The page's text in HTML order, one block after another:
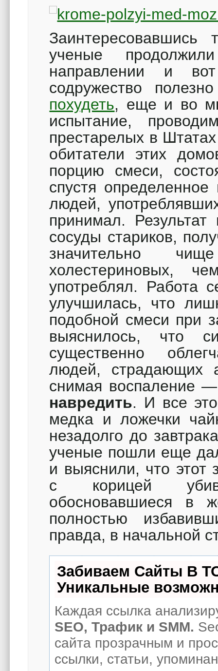
ученые
направлении и
содружество
похудеть, еще и во
испытание,
престарелых в
обитатели этих
порцию смеси,
спустя
людей,
принимал.
сосуды стариков,
значительно
холестериновых,
употреблял. Работа
улучшилась, что
подобной смеси при
выяснилось, что
существенно
людей, страдающих
снимая воспаление
навредить. И все
медка и ложечки
незадолго до
ученые пошли еще
и выяснили, что этот
с корицей
обосновавшиеся в
полностью
правда, в начальной
Забиваем Сайты В
Уникальные
Каждая ссылка
SEO, Трафик и SMM.
сайта прозрачным и
ссылки, статьи,